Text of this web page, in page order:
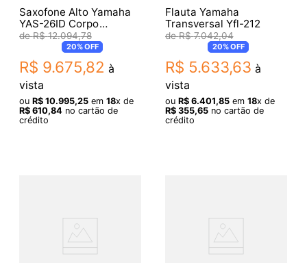
Saxofone Alto Yamaha
YAS-26ID Corpo
Dourado Chaves
Niqueladas
R$ 12.094,78
20%OFF
R$ 9.675,82 à
vista
ou R$ 10.995,25em 18x de
R$ 610,84no cartão de
crédito
Flauta Yamaha
Transversal Yfl-212
R$ 7.042,04
20%OFF
R$ 5.633,63 à
vista
ou R$ 6.401,85em 18x de
R$ 355,65no cartão de
crédito